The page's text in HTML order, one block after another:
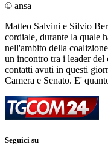
© ansa
Matteo Salvini e Silvio
cordiale, durante la quale
nell'ambito della
un incontro tra i leader del
contatti avuti in questi
Camera e Senato. E'
Seguici su